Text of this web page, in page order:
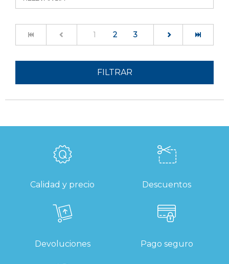
1 (current)
2 3
FILTRAR
Calidad y precio Descuentos
Devoluciones Pago seguro